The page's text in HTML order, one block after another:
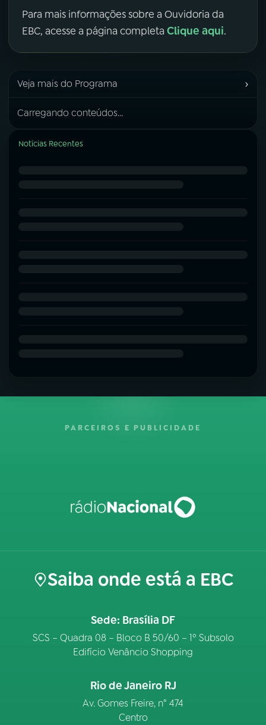
Para mais informações sobre a Ouvidoria da
EBC, acesse a página completa Clique aqui.
Veja mais do Programa ›
Carregando conteúdos...
Notícias Recentes
PARCEIROS E PUBLICIDADE
Saiba onde está a EBC
Sede: Brasília DF
SCS – Quadra 08 – Bloco B 50/60 – 1º Subsolo
Edifício Venâncio Shopping
Rio de Janeiro RJ
Av. Gomes Freire, n° 474
Centro